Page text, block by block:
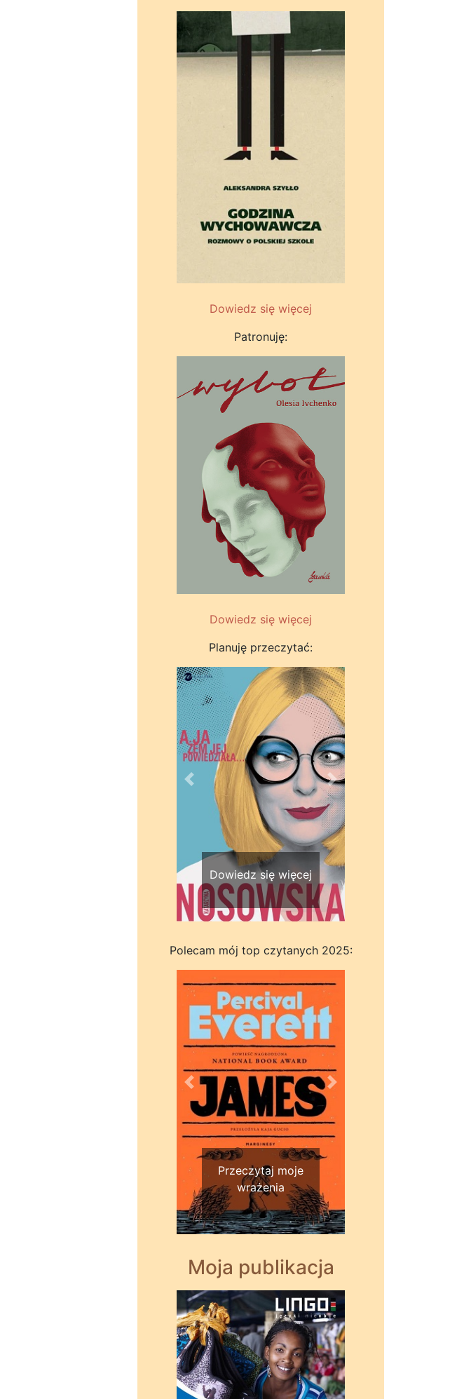
Dowiedz się więcej
Patronuję:
Dowiedz się więcej
Planuję przeczytać:
Dowiedz się więcej
Wstecz Dalej
Polecam mój top czytanych 2025:
Przeczytaj moje
wrażenia
Wstecz Dalej
Moja publikacja